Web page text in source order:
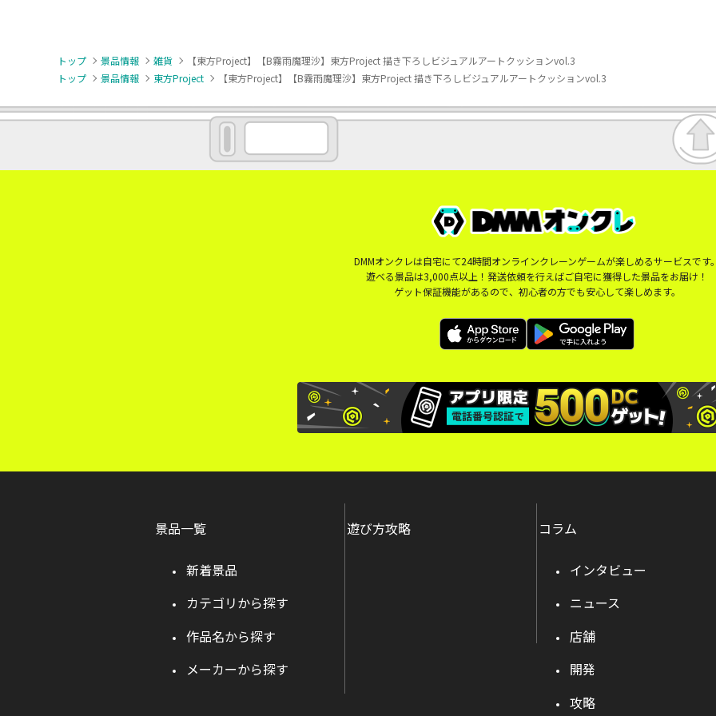
トップ 景品情報 雑貨
【東方Project】【B霧雨魔理沙】東方Project 描き下ろしビジュアルアートクッションvol.3
トップ
景品情報 東方Project 【東方Project】【B霧雨魔理沙】東方Project 描き下ろしビジュアルアートクッションvol.3
DMMオンクレは自宅にて24時間オンラインクレーンゲームが楽しめるサービスです
遊べる景品は3,000点以上！発送依頼を行えばご自宅に獲得した景品をお届け！
ゲット保証機能があるので、初心者の方でも安心して楽しめます。
景品一覧
新着景品
カテゴリから探す
作品名から探す
メーカーから探す
遊び方攻略 コラム
インタビュー
ニュース
店舗
開発
攻略